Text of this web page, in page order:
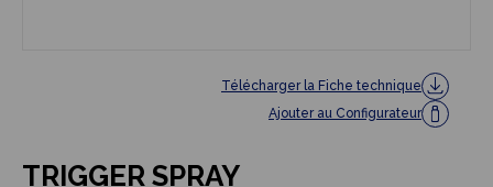
Télécharger la Fiche technique
Ajouter au Configurateur
TRIGGER SPRAY